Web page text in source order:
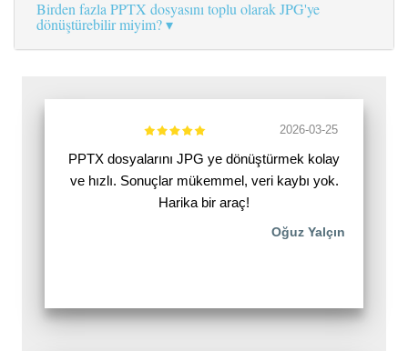
Birden fazla PPTX dosyasını toplu olarak JPG'ye
dönüştürebilir miyim?
2026-03-25
PPTX dosyalarını JPG ye dönüştürmek kolay
ve hızlı. Sonuçlar mükemmel, veri kaybı yok.
Harika bir araç!
Oğuz Yalçın